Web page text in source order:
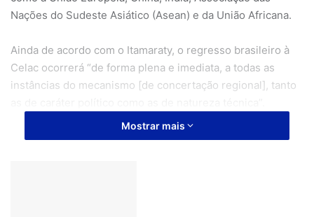
Nações do Sudeste Asiático (Asean) e da União Africana.
Ainda de acordo com o Itamaraty, o regresso brasileiro à
Celac ocorrerá “de forma plena e imediata, a todas as
instâncias do mecanismo [de concertação regional], tanto
Artigos relacionados
Mostrar mais